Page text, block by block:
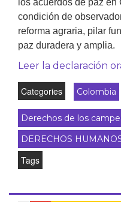
los acuerdos de paz
condición de
reforma agraria, pilar
paz duradera y amplia.
Leer la declaración
Categories Colombia
Derechos de los
DERECHOS
Tags